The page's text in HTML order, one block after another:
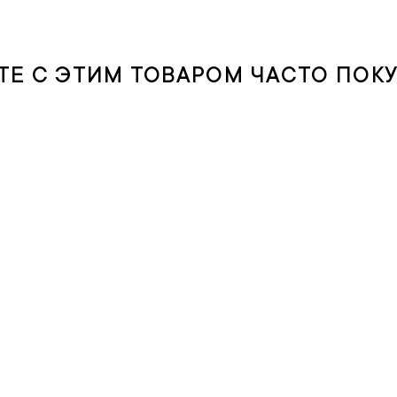
С ЭТИМ ТОВАРОМ ЧАСТО